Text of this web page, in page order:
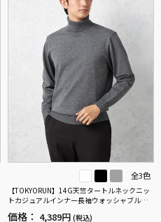
全3色
【TOKYORUN】14G天竺タートルネックニッ
トカジュアルインナー長袖ウォッシャブル抗
ピリング吸汗速乾秋冬
価格： 4,389円 (税込)